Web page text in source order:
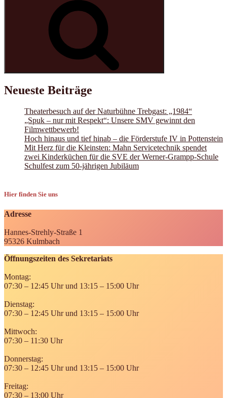
Neueste Beiträge
Theaterbesuch auf der Naturbühne Trebgast: „1984“
„Spuk – nur mit Respekt“: Unsere SMV gewinnt den
Filmwettbewerb!
Hoch hinaus und tief hinab – die Förderstufe IV in Pottenstein
Mit Herz für die Kleinsten: Mahn Servicetechnik spendet
zwei Kinderküchen für die SVE der Werner-Grampp-Schule
Schulfest zum 50-jährigen Jubiläum
Hier finden Sie uns
Adresse
Hannes-Strehly-Straße 1
95326 Kulmbach
Öffnungszeiten des Sekretariats
Montag:
07:30 – 12:45 Uhr und 13:15 – 15:00 Uhr
Dienstag:
07:30 – 12:45 Uhr und 13:15 – 15:00 Uhr
Mittwoch:
07:30 – 11:30 Uhr
Donnerstag:
07:30 – 12:45 Uhr und 13:15 – 15:00 Uhr
Freitag:
07:30 – 13:00 Uhr